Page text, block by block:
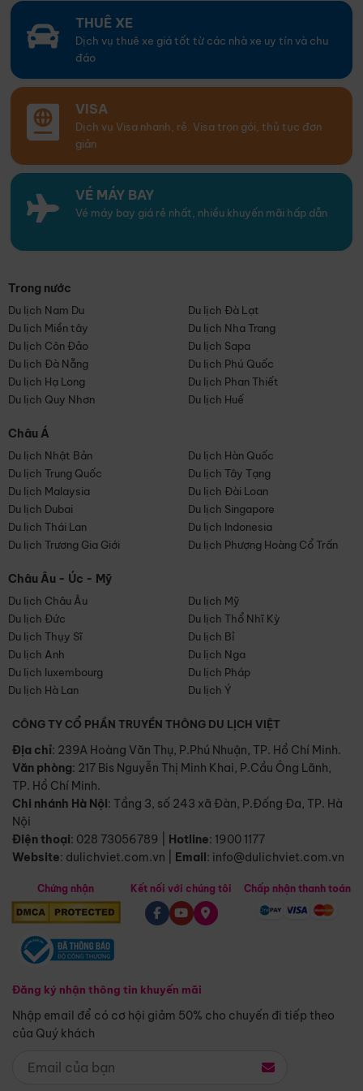
THUÊ XE
Dịch vụ thuê xe giá tốt từ các nhà xe uy tín và chu
đáo
VISA
Dịch vụ Visa nhanh, rẻ. Visa trọn gói, thủ tục đơn
giản
VÉ MÁY BAY
Vé máy bay giá rẻ nhất, nhiều khuyến mãi hấp dẫn
Trong nước
Du lịch Nam Du
Du lịch Đà Lạt
Du lịch Miền tây
Du lịch Nha Trang
Du lịch Côn Đảo
Du lịch Sapa
Du lịch Đà Nẵng
Du lịch Phú Quốc
Du lịch Hạ Long
Du lịch Phan Thiết
Du lịch Quy Nhơn
Du lịch Huế
Châu Á
Du lịch Nhật Bản
Du lịch Hàn Quốc
Du lịch Trung Quốc
Du lịch Tây Tạng
Du lịch Malaysia
Du lịch Đài Loan
Du lịch Dubai
Du lịch Singapore
Du lịch Thái Lan
Du lịch Indonesia
Du lịch Trương Gia Giới
Du lịch Phượng Hoàng Cổ Trấn
Châu Âu - Úc - Mỹ
Du lịch Châu Âu
Du lịch Mỹ
Du lịch Đức
Du lịch Thổ Nhĩ Kỳ
Du lịch Thụy Sĩ
Du lịch Bỉ
Du lịch Anh
Du lịch Nga
Du lịch luxembourg
Du lịch Pháp
Du lịch Hà Lan
Du lịch Ý
CÔNG TY CỔ PHẦN TRUYỀN THÔNG DU LỊCH VIỆT
Địa chỉ: 239A Hoàng Văn Thụ, P.Phú Nhuận, TP. Hồ Chí Minh.
Văn phòng: 217 Bis Nguyễn Thị Minh Khai, P.Cầu Ông Lãnh,
TP. Hồ Chí Minh.
Chi nhánh Hà Nội: Tầng 3, số 243 xã Đàn, P.Đống Đa, TP. Hà
Nội
Điện thoại: 028 73056789 Hotline: 1900 1177
Website: dulichviet.com.vn Email: info@dulichviet.com.vn
Chứng nhận
Đăng ký nhận thông tin khuyến mãi
Nhập email để có cơ hội giảm 50% cho chuyến đi tiếp theo
của Quý khách
Kết nối với chúng tôi Chấp nhận thanh toán